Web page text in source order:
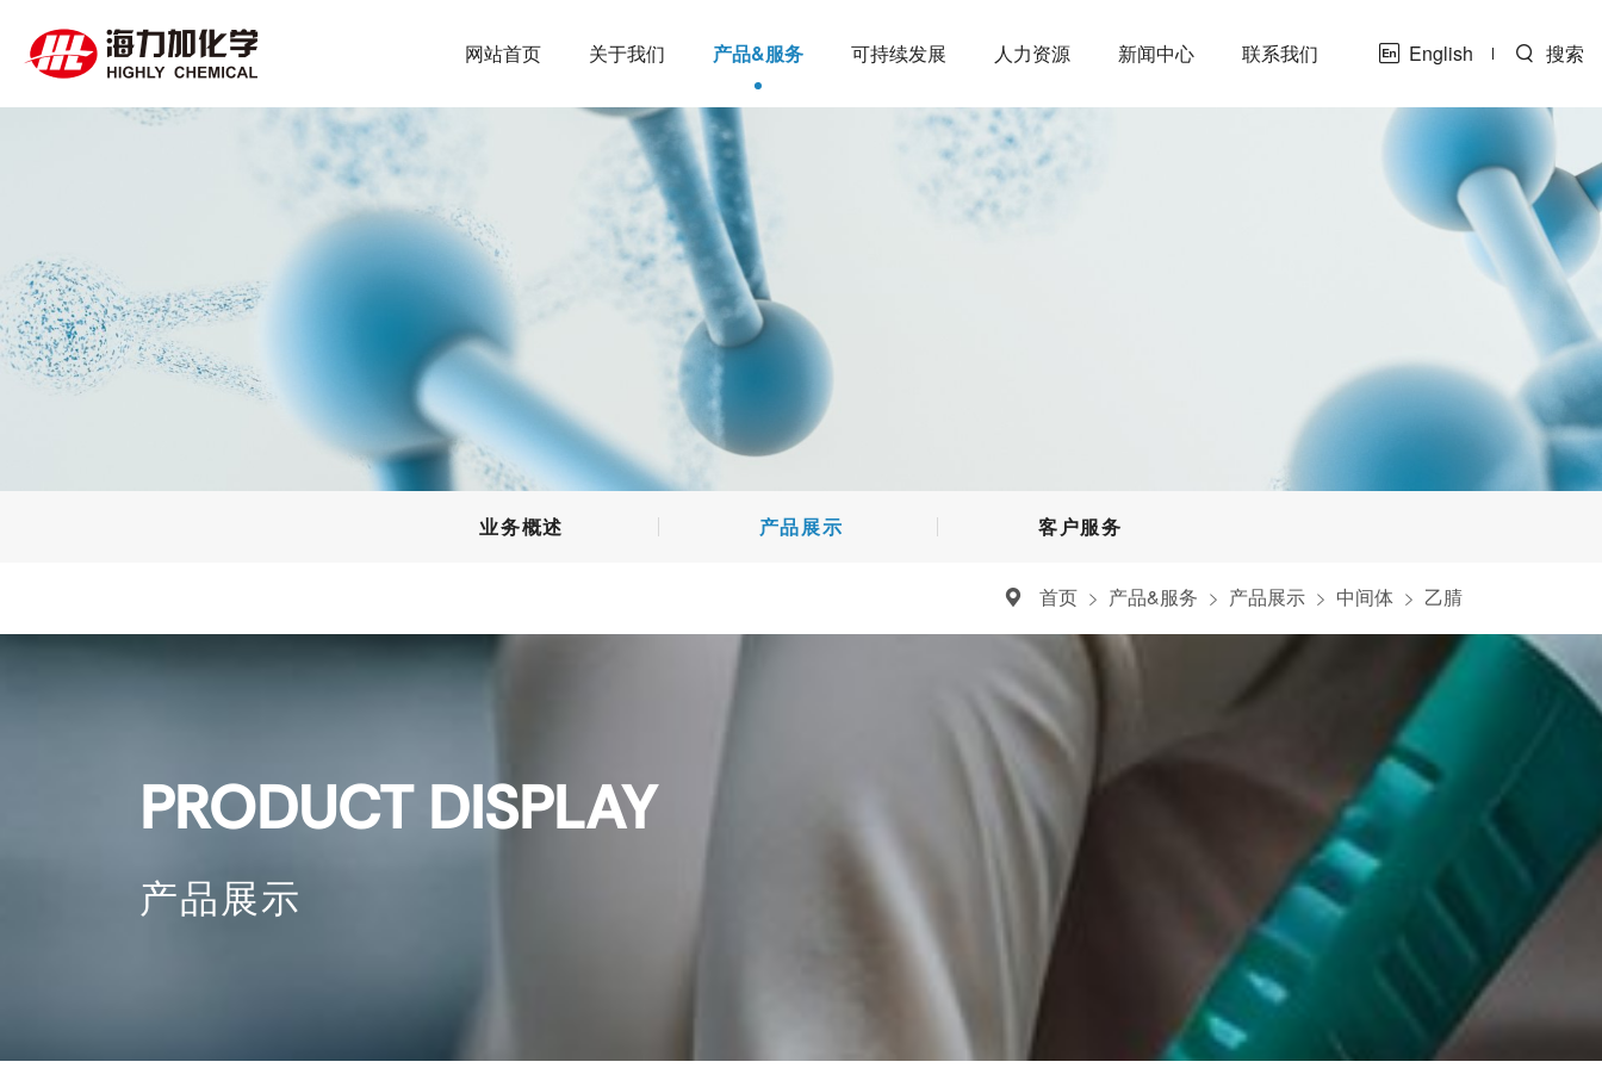
搜索
English
网站首页 关于我们 产品&服务 可持续发展 人力资源 新闻中心 联系我们
业务概述 产品展示 客户服务
首页 产品&服务 产品展示 中间体 乙腈
PRODUCT DISPLAY
产品展示